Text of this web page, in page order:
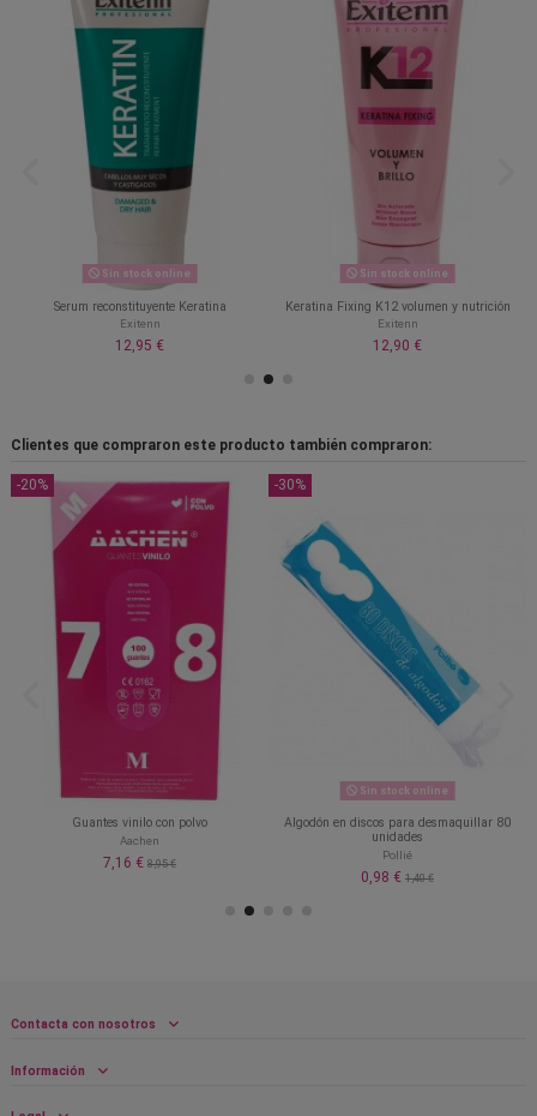
Sin stock online
Serum reconstituyente Keratina
Exitenn
12,95 €
Sin stock online
Keratina Fixing K12 volumen y nutrición
Exitenn
12,90 €
Clientes que compraron este producto también compraron:
-20%
Guantes vinilo con polvo
Aachen
7,16 € 8,95 €
-30%
Sin stock online
Algodón en discos para desmaquillar 80
unidades
Pollié
0,98 € 1,40 €
Contacta con nosotros
Información